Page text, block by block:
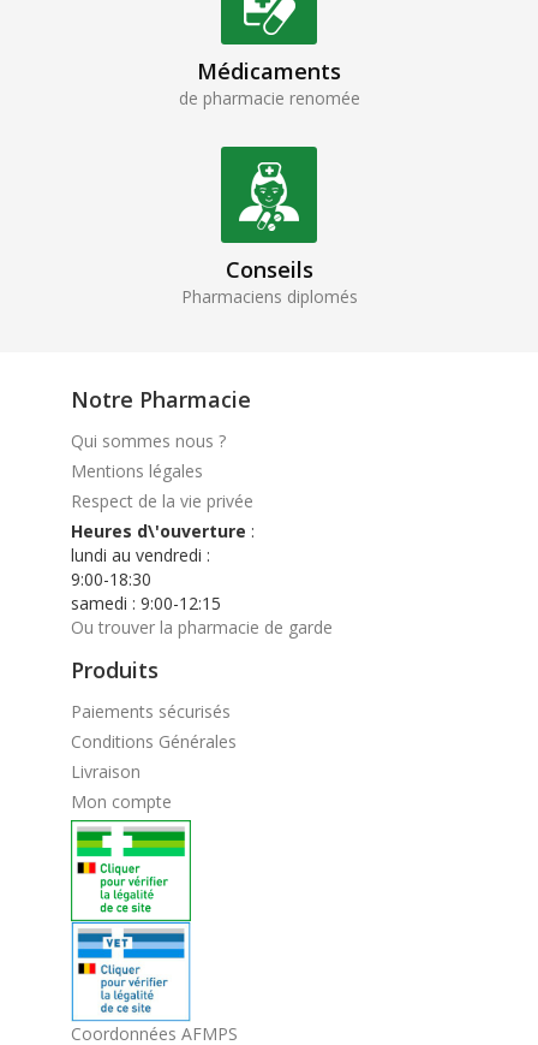
Médicaments
de pharmacie renomée
Conseils
Pharmaciens diplomés
Notre Pharmacie
Qui sommes nous ?
Mentions légales
Respect de la vie privée
Heures d\'ouverture :
lundi au vendredi :
9:00-18:30
samedi : 9:00-12:15
Ou trouver la pharmacie de garde
Produits
Paiements sécurisés
Conditions Générales
Livraison
Mon compte
Coordonnées AFMPS